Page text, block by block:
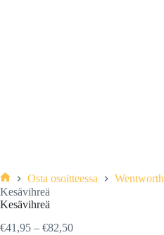
Etusivu
Osta osoitteessa Wentworth
Kesävihreä
Kesävihreä
€41,95 – €82,50Hintaluokka: